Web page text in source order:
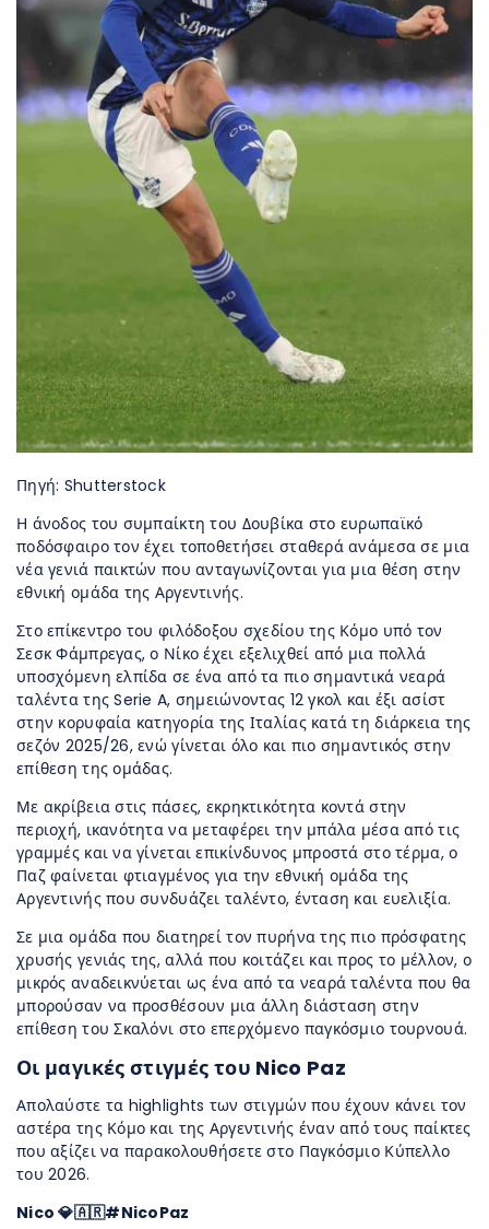
Πηγή: Shutterstock
Η άνοδος του συμπαίκτη του Δουβίκα στο ευρωπαϊκό
ποδόσφαιρο τον έχει τοποθετήσει σταθερά ανάμεσα σε μια
νέα γενιά παικτών που ανταγωνίζονται για μια θέση στην
εθνική ομάδα της Αργεντινής.
Στο επίκεντρο του φιλόδοξου σχεδίου της Κόμο υπό τον
Σεσκ Φάμπρεγας, ο Νίκο έχει εξελιχθεί από μια πολλά
υποσχόμενη ελπίδα σε ένα από τα πιο σημαντικά νεαρά
ταλέντα της Serie A, σημειώνοντας 12 γκολ και έξι ασίστ
στην κορυφαία κατηγορία της Ιταλίας κατά τη διάρκεια της
σεζόν 2025/26, ενώ γίνεται όλο και πιο σημαντικός στην
επίθεση της ομάδας.
Με ακρίβεια στις πάσες, εκρηκτικότητα κοντά στην
περιοχή, ικανότητα να μεταφέρει την μπάλα μέσα από τις
γραμμές και να γίνεται επικίνδυνος μπροστά στο τέρμα, ο
Παζ φαίνεται φτιαγμένος για την εθνική ομάδα της
Αργεντινής που συνδυάζει ταλέντο, ένταση και ευελιξία.
Σε μια ομάδα που διατηρεί τον πυρήνα της πιο πρόσφατης
χρυσής γενιάς της, αλλά που κοιτάζει και προς το μέλλον, ο
μικρός αναδεικνύεται ως ένα από τα νεαρά ταλέντα που θα
μπορούσαν να προσθέσουν μια άλλη διάσταση στην
επίθεση του Σκαλόνι στο επερχόμενο παγκόσμιο τουρνουά.
Οι μαγικές στιγμές του Nico Paz
Απολαύστε τα highlights των στιγμών που έχουν κάνει τον
αστέρα της Κόμο και της Αργεντινής έναν από τους παίκτες
που αξίζει να παρακολουθήσετε στο Παγκόσμιο Κύπελλο
του 2026.
Nico 💎🇦🇷#NicoPaz